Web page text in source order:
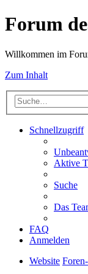
Forum
Willkommen im
Zum Inhalt
Schnellzugriff
Aktive
Suche
Das
FAQ
Anmelden
Website